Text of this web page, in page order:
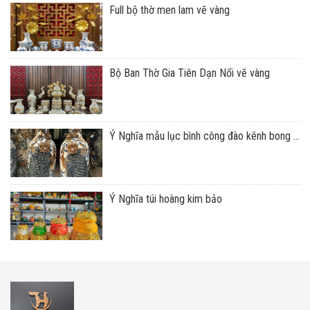
Full bộ thờ men lam vẽ vàng
Bộ Ban Thờ Gia Tiên Dạn Nổi vẽ vàng
Ý Nghĩa mẫu lục bình công đào kênh bong ...
Ý Nghĩa túi hoàng kim bảo